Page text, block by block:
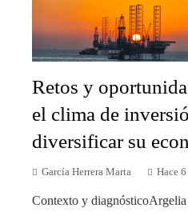
Retos y
el clima de
diversificar su
García Herrera Marta Hace
Contexto y